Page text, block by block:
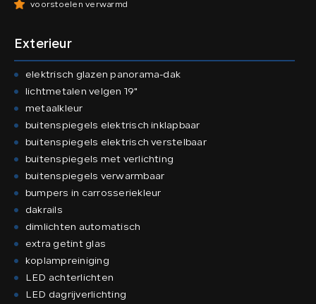
voorstoelen verwarmd
Exterieur
elektrisch glazen panorama-dak
lichtmetalen velgen 19"
metaalkleur
buitenspiegels elektrisch inklapbaar
buitenspiegels elektrisch verstelbaar
buitenspiegels met verlichting
buitenspiegels verwarmbaar
bumpers in carrosseriekleur
dakrails
dimlichten automatisch
extra getint glas
koplampreiniging
LED achterlichten
LED dagrijverlichting